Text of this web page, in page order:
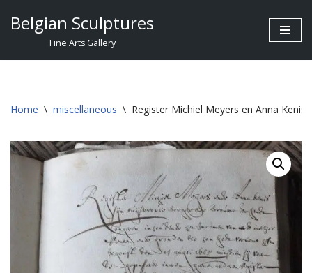
Belgian Sculptures
Fine Arts Gallery
Home \ miscellaneous \ Register Michiel Meyers en Anna